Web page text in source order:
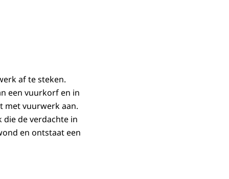
af te steken.
een vuurkorf en in
met vuurwerk aan.
de verdachte in
en ontstaat een